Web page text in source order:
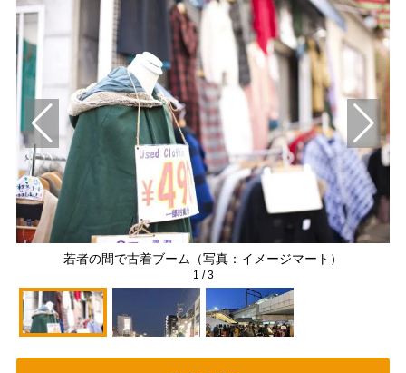
若者の間で古着ブーム（写真：イメージマート）
1 /3